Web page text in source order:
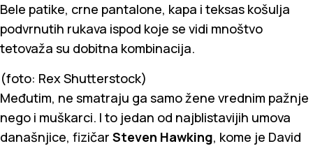
Bele patike, crne pantalone, kapa i teksas košulja
podvrnutih rukava ispod koje se vidi mnoštvo
tetovaža su dobitna kombinacija.
(foto: Rex Shutterstock)
Međutim, ne smatraju ga samo žene vrednim pažnje
nego i muškarci. I to jedan od najblistavijih umova
današnjice, fizičar Steven Hawking, kome je David